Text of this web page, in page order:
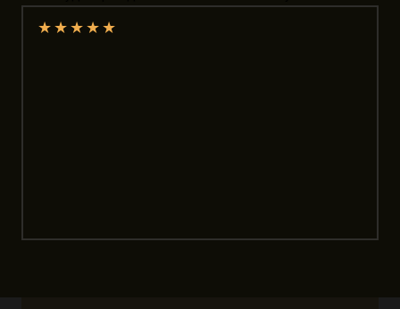
★★★★★